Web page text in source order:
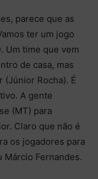
parece que as
ter um jogo
Um time que vem
de casa, mas
Rocha). É
A gente
(MT) para
Claro que não é
os jogadores para
Márcio Fernandes.